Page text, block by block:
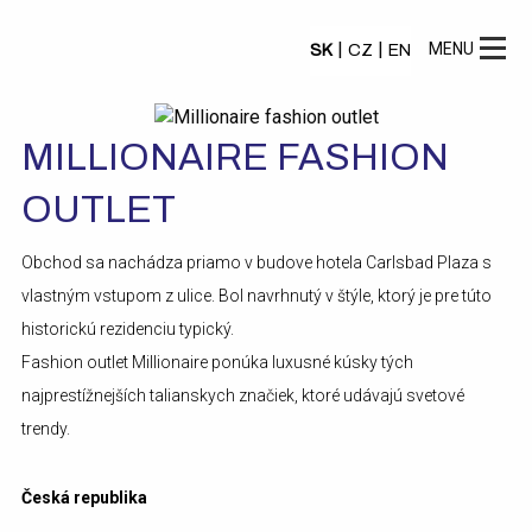
MENU
SK| CZ | EN
MILLIONAIRE FASHION
OUTLET
Obchod sa nachádza priamo v budove hotela Carlsbad Plaza s
vlastným vstupom z ulice. Bol navrhnutý v štýle, ktorý je pre túto
historickú rezidenciu typický.
Fashion outlet Millionaire ponúka luxusné kúsky tých
najprestížnejších talianskych značiek, ktoré udávajú svetové
trendy.
Česká republika